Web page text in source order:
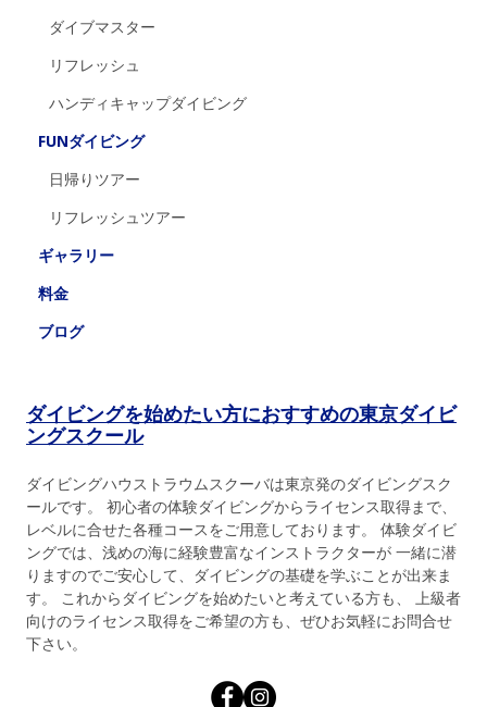
ダイブマスター
リフレッシュ
ハンディキャップダイビング
FUNダイビング
日帰りツアー
リフレッシュツアー
ギャラリー
料金
ブログ
ダイビングを始めたい方におすすめの東京ダイビ
ングスクール
ダイビングハウストラウムスクーバは東京発のダイビングスク
ールです。 初心者の体験ダイビングからライセンス取得まで、
レベルに合せた各種コースをご用意しております。 体験ダイビ
ングでは、浅めの海に経験豊富なインストラクターが 一緒に潜
りますのでご安心して、ダイビングの基礎を学ぶことが出来ま
す。 これからダイビングを始めたいと考えている方も、 上級者
向けのライセンス取得をご希望の方も、ぜひお気軽にお問合せ
下さい。